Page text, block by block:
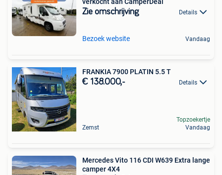
Zie omschrijving Details
Bezoek website Vandaag
FRANKIA 7900 PLATIN 5.5 T
€ 138.000,- Details
Zemst
Topzoekertje
Vandaag
Mercedes Vito 116 CDI W639 Extra lange
camper 4X4